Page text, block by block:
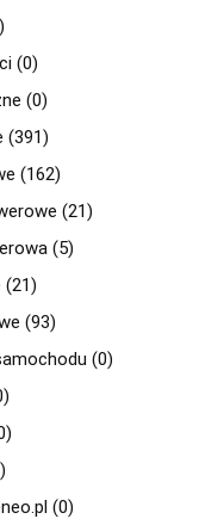
(0)
(0)
(391)
(162)
(21)
(5)
(21)
(93)
(0)
(0)